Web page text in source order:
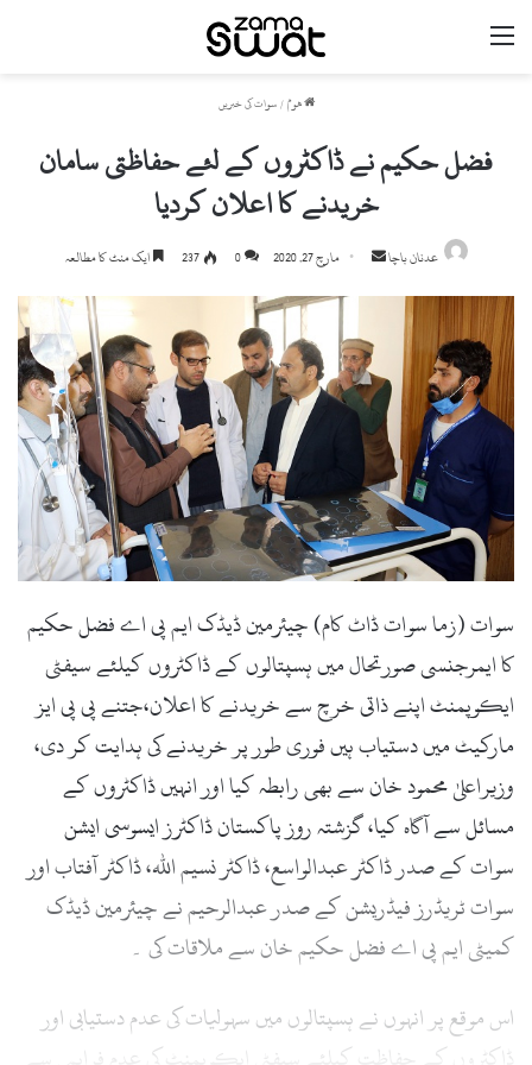
ھوم / سوات کی خبریں
فضل حکیم نے ڈاکٹروں کے لئے حفاظتی سامان
خریدنے کا اعلان کردیا
عدنان باچا
d
a
n
e
m
a
i
l
مارچ 27, 2020 0
237 ایک منٹ کا مطالعہ
سوات (زما سوات ڈاٹ کام) چیئرمین ڈیڈک ایم پی اے فضل حکیم
کا ایمرجنسی صورتحال میں ہسپتالوں کے ڈاکٹروں کیلئے سیفٹی
ایکوپمنٹ اپنے ذاتی خرچ سے خریدنے کا اعلان،جتنے پی پی ایز
مارکیٹ میں دستیاب ہیں فوری طور پر خریدنے کی ہدایت کر دی،
وزیراعلیٰ محمود خان سے بھی رابطہ کیا اور انہیں ڈاکٹروں کے
مسائل سے آگاہ کیا، گزشتہ روز پاکستان ڈاکٹرز ایسوسی ایشن
سوات کے صدر ڈاکٹر عبدالواسع، ڈاکٹر نسیم اللہ، ڈاکٹر آفتاب اور
سوات ٹریڈرز فیڈریشن کے صدر عبدالرحیم نے چیئرمین ڈیڈک
کمیٹی ایم پی اے فضل حکیم خان سے ملاقات کی ۔
اس موقع پر انہوں نے ہسپتالوں میں سہولیات کی عدم دستیابی اور